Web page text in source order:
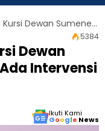
PDI Perjuangan Rajai Kursi Dewan Sumenep, Fauzi Tuding Ada Intervensi Fauzi
5384
Dewan
Intervensi
Ikuti Kami
Google News